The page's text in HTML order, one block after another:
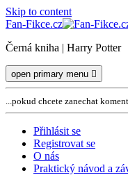
Skip to content
Fan-Fikce.cz
Černá kniha | Harry Potter
open primary menu
...pokud chcete zanechat
Přihlásit se
Registrovat se
O nás
Praktický návod a